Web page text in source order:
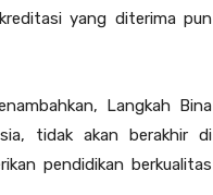
yang diterima pun
Langkah Bina
tidak akan berakhir di
pendidikan berkualitas